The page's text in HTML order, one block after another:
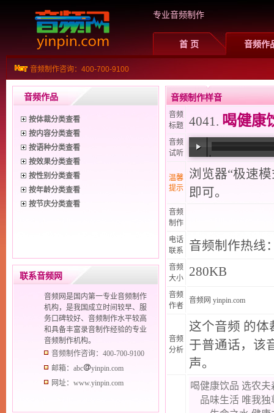
专业音频制作
首 页 音频作
音频制作咨询：400-700-9100
音频作品
按体裁分类查看
按内容分类查看
按语种分类查看
按效果分类查看
按性别分类查看
按年龄分类查看
按节庆分类查看
联系音频网
音频网是国内第一专业音频制作
机构，是我国成立时间较早、服
务口碑较好、音频制作水平较高
和具备丰富录音制作经验的专业
音频制作机构。
音频制作咨询：400-700-9100
邮箱：abc
yinpin.com
网址：www.yinpin.com
音频制作样音
音频
标题
4041. 喝健康
音频
试听
温馨
提示
浏览器“极速
即可。
音频
制作
电话
联系
音频制作热线
音频
大小
280KB
音频
作者
音频网 yinpin.com
音频
分析
这个音频 的
于普通话，该
声。